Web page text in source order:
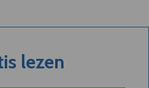
lezen